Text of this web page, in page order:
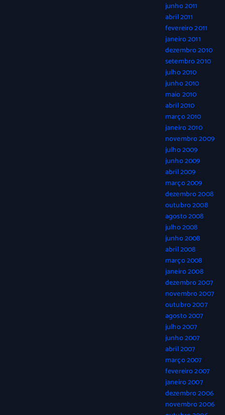
junho 2011
abril 2011
fevereiro 2011
janeiro 2011
dezembro 2010
setembro 2010
julho 2010
junho 2010
maio 2010
abril 2010
março 2010
janeiro 2010
novembro 2009
julho 2009
junho 2009
abril 2009
março 2009
dezembro 2008
outubro 2008
agosto 2008
julho 2008
junho 2008
abril 2008
março 2008
janeiro 2008
dezembro 2007
novembro 2007
outubro 2007
agosto 2007
julho 2007
junho 2007
abril 2007
março 2007
fevereiro 2007
janeiro 2007
dezembro 2006
novembro 2006